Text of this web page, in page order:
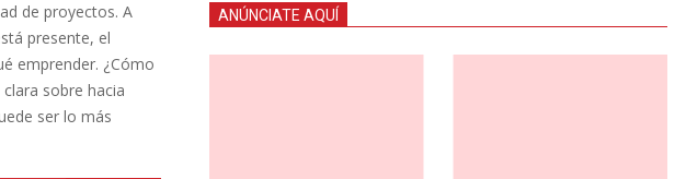
de proyectos. A
presente, el
emprender. ¿Cómo
sobre hacia
ser lo más
ANÚNCIATE AQUÍ